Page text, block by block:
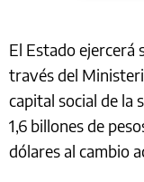
El Estado ejercerá
través del
capital social de la
1,6 billones de
dólares al cambio